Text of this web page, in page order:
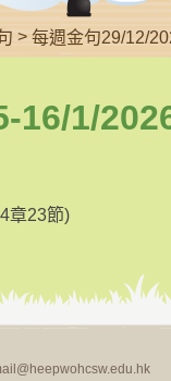
> 每週金句29/12/
16/1/
章23節)